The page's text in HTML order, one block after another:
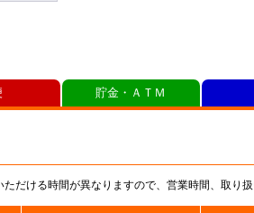
だける時間が異なりますので、営業時間、取り
貯金・ＡＴＭ